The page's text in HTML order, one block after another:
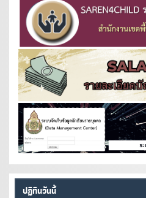
ปฏิทินวันนี้